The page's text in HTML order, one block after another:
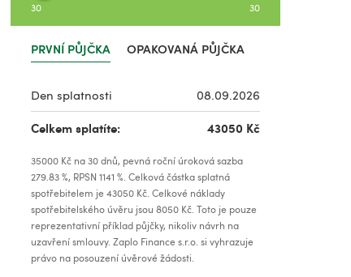
30 30
PRVNÍ PŮJČKA OPAKOVANÁ PŮJČKA
Den splatnosti 08.09.2026
Celkem splatíte: 43050 Kč
35000Kč na30dnů, pevná roční úroková sazba
279.83%, RPSN 1141 %. Celková částka splatná
spotřebitelem je 43050Kč. Celkové náklady
spotřebitelského úvěru jsou 8050Kč. Toto je pouze
reprezentativní příklad půjčky, nikoliv návrh na
uzavření smlouvy. Zaplo Finance s.r.o. si vyhrazuje
právo na posouzení úvěrové žádosti.